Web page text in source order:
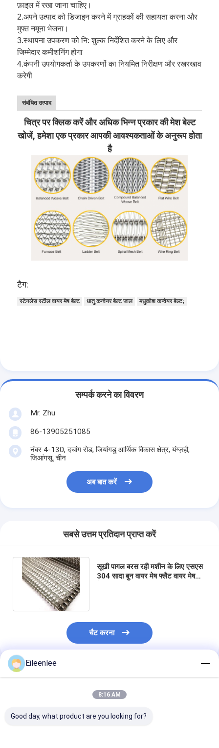
फ़ाइल में रखा जाना चाहिए।
2.अपने उत्पाद को डिजाइन करने में ग्राहकों की सहायता करना और
मुफ्त नमूना भेजना।
3.स्थापना उपकरण को नि: शुल्क निर्देशित करने के लिए और
जिम्मेदार कमीशनिंग होगा
4.कंपनी उपयोगकर्ता के उपकरणों का नियमित निरीक्षण और रखरखाव
करेगी
संबंधित उत्पाद
चित्र पर क्लिक करें और अधिक भिन्न प्रकार की मेश बेल्ट
खोजें, हमेशा एक प्रकार आपकी आवश्यकताओं के अनुरूप होता
है
टैग:
स्टेनलेस स्टील वायर मेष बेल्ट धातु कन्वेयर बेल्ट जाल मधुकोश कन्वेयर बेल्ट;
सम्पर्क करने का विवरण
Mr. Zhu
86-13905251085
नंबर 4-130, दचांग रोड, जियांगडु आर्थिक विकास क्षेत्र, यंग्ज़हौ,
जिआंगसू, चीन
अब बात करें
सबसे उत्तम प्रतिदान प्राप्त करें
सूखी पागल बरस रही मशीन के लिए एसएस
304 सादा बुन वायर मेष फ्लैट वायर मेष
चैट करना
अनुशंसित उत्पाद
Eileenlee
8:16 AM
Good day, what product are you looking for?